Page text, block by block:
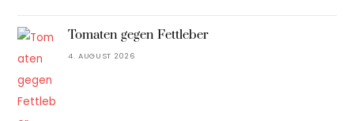
Tomaten gegen Fettleber
4. AUGUST 2026